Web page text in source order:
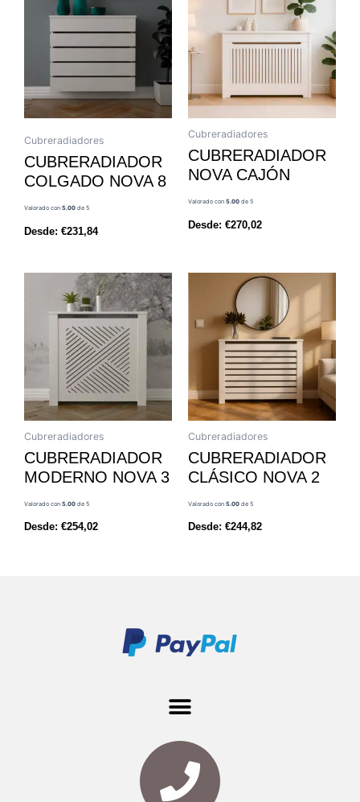
Cubreradiadores
CUBRERADIADOR
COLGADO NOVA 8
Valorado con 5.00 de 5
Desde: €231,84
Cubreradiadores
CUBRERADIADOR
NOVA CAJÓN
Valorado con 5.00 de 5
Desde: €270,02
Cubreradiadores
CUBRERADIADOR
MODERNO NOVA 3
Valorado con 5.00 de 5
Desde: €254,02
Cubreradiadores
CUBRERADIADOR
CLÁSICO NOVA 2
Valorado con 5.00 de 5
Desde: €244,82